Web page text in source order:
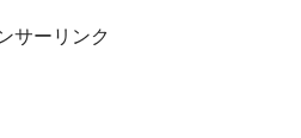
サーリンク